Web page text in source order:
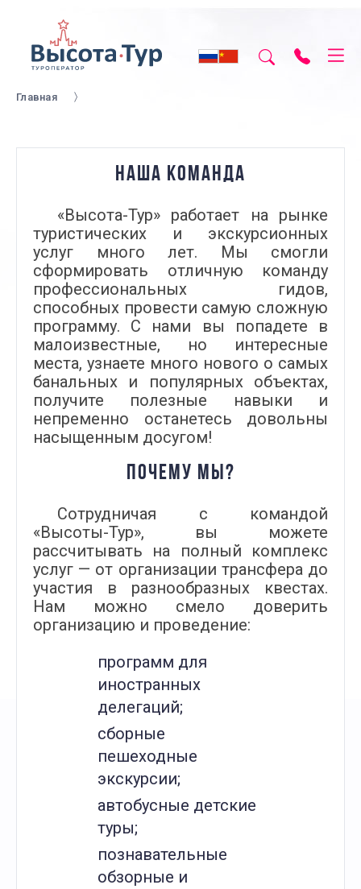
Главная
НАША КОМАНДА
«Высота-Тур» работает на рынке
туристических и экскурсионных
услуг много лет. Мы смогли
сформировать отличную команду
профессиональных гидов,
способных провести самую сложную
программу. С нами вы попадете в
малоизвестные, но интересные
места, узнаете много нового о самых
банальных и популярных объектах,
получите полезные навыки и
непременно останетесь довольны
насыщенным досугом!
ПОЧЕМУ МЫ?
Сотрудничая с командой
«Высоты-Тур», вы можете
рассчитывать на полный комплекс
услуг — от организации трансфера до
участия в разнообразных квестах.
Нам можно смело доверить
организацию и проведение:
программ для
иностранных
делегаций;
сборные
пешеходные
экскурсии;
автобусные детские
туры;
познавательные
обзорные и